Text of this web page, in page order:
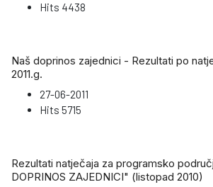
Hits 4438
Naš doprinos zajednici - Rezultati po
2011.g.
27-06-2011
Hits 5715
Rezultati natječaja za programsko
DOPRINOS ZAJEDNICI" (listopad 2010)